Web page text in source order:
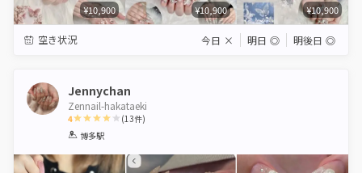
¥10,900 ¥10,900 ¥10,900
空き状況 今日 × 明日 ◎ 明後日 ◎
Jennychan
Zennail-hakataeki
4
1 2 3 4
(13件)
博多駅